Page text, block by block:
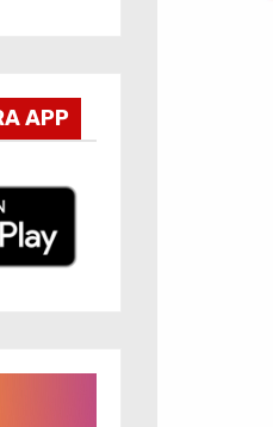
APP